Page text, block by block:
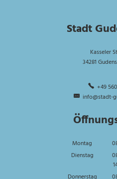
Stadt
Kasseler
34281
+49
info@stadt-
Montag
Dienstag
Donnerstag